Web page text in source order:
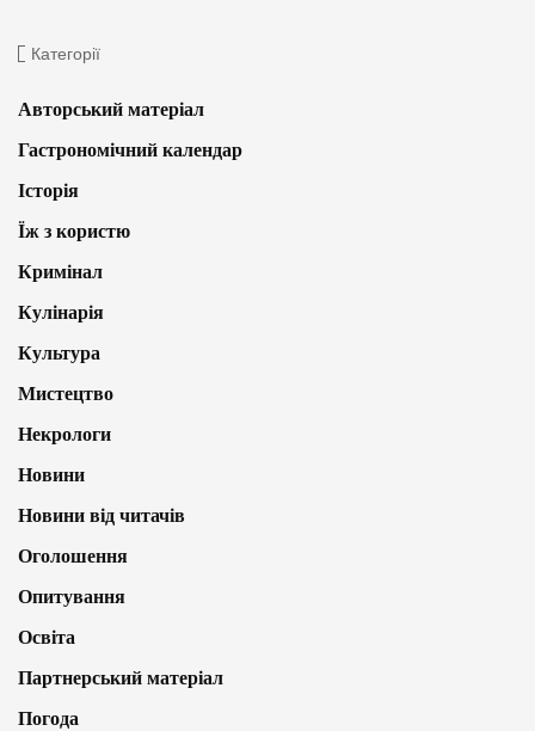
Категорії
Авторський матеріал
Гастрономічний календар
Історія
Їж з користю
Кримінал
Кулінарія
Культура
Мистецтво
Некрологи
Новини
Новини від читачів
Оголошення
Опитування
Освіта
Партнерський матеріал
Погода